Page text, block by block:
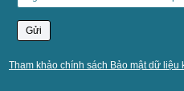
Tham khảo chính sách Bảo mật dữ liệu